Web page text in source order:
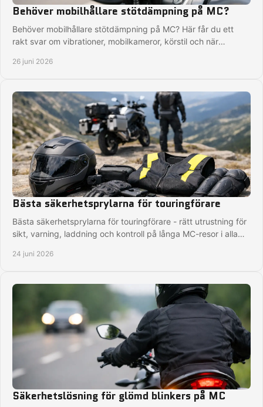
Behöver mobilhållare stötdämpning på MC?
Behöver mobilhållare stötdämpning på MC? Här får du ett
rakt svar om vibrationer, mobilkameror, körstil och när
26 juni 2026
Bästa säkerhetsprylarna för touringförare
Bästa säkerhetsprylarna för touringförare - rätt utrustning för
sikt, varning, laddning och kontroll på långa MC-resor i alla
24 juni 2026
Säkerhetslösning för glömd blinkers på MC